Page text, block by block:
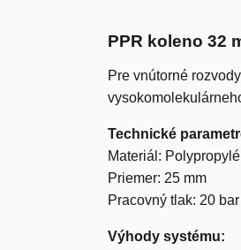
PPR koleno 32
Pre vnútorné
Technické
Materiál:
Priemer: 25 mm
Pracovný tlak: 20 bar
Výhody systému: